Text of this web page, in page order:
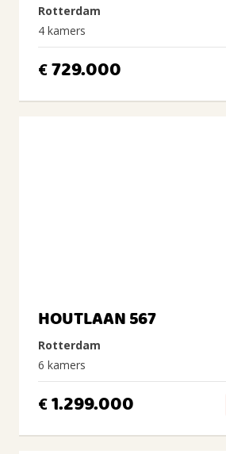
Rotterdam
4 kamers
€729.000
HOUTLAAN 567
Rotterdam
6 kamers
€1.299.000